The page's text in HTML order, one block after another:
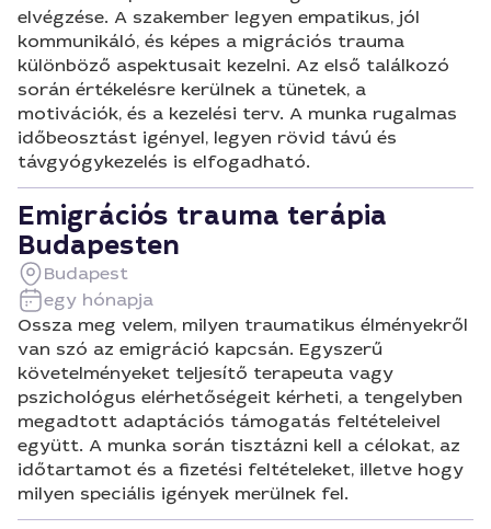
elvégzése. A szakember legyen empatikus, jól
kommunikáló, és képes a migrációs trauma
különböző aspektusait kezelni. Az első találkozó
során értékelésre kerülnek a tünetek, a
motivációk, és a kezelési terv. A munka rugalmas
időbeosztást igényel, legyen rövid távú és
távgyógykezelés is elfogadható.
Emigrációs trauma terápia
Budapesten
Budapest
egy hónapja
Ossza meg velem, milyen traumatikus élményekről
van szó az emigráció kapcsán. Egyszerű
követelményeket teljesítő terapeuta vagy
pszichológus elérhetőségeit kérheti, a tengelyben
megadtott adaptációs támogatás feltételeivel
együtt. A munka során tisztázni kell a célokat, az
időtartamot és a fizetési feltételeket, illetve hogy
milyen speciális igények merülnek fel.